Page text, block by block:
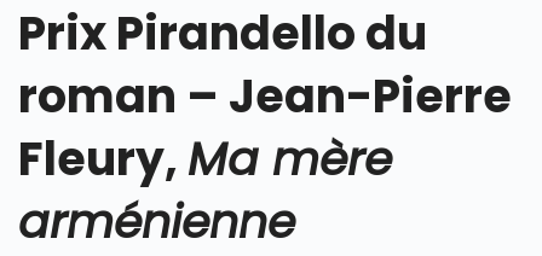
Prix Pirandello du
roman – Jean-Pierre
Fleury,Ma mère
arménienne